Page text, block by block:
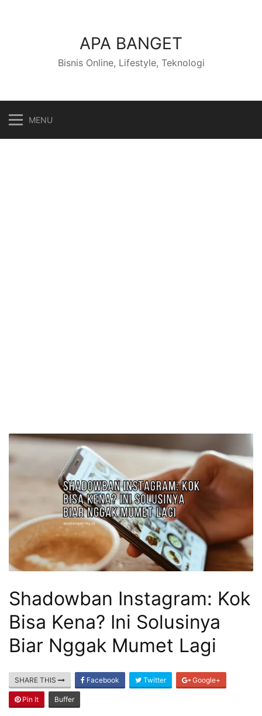
APA BANGET
Bisnis Online, Lifestyle, Teknologi
MENU
Shadowban Instagram: Kok
Bisa Kena? Ini Solusinya
Biar Nggak Mumet Lagi
SHARE THIS Facebook Twitter Google+
Pin It Buffer